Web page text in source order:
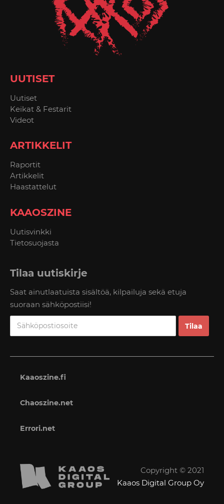
UUTISET
Uutiset
Keikat & Festarit
Videot
ARTIKKELIT
Raportit
Artikkelit
Haastattelut
KAAOSZINE
Uutisvinkki
Tietosuojasta
Tilaa uutiskirje
Saat ainutlaatuista sisältöä, kilpailuja sekä etuja
suoraan sähköpostiisi!
Kaaoszine.fi
Chaoszine.net
Errori.net
Copyright © 2021
Kaaos Digital Group Oy